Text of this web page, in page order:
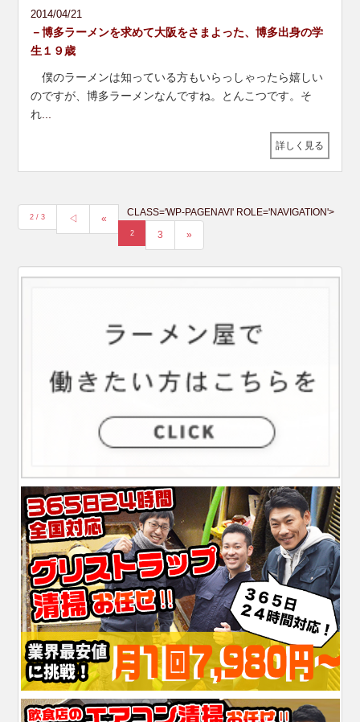
2014/04/21
－博多ラーメンを求めて大阪をさまよった、博多出身の学
生１９歳
僕のラーメンは知っている方もいらっしゃったら嬉しい
のですが、博多ラーメンなんですね。とんこつです。そ
れ...
詳しく見る
ナ
ー
CLASS='WP-PAGENAVI' ROLE='NAVIGATION'>
2 / 3 ◁ «
2 3 »